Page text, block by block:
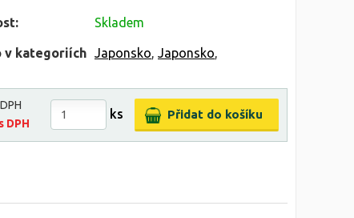
Skladem
v kategoriích Japonsko, Japonsko,
s DPH
ks